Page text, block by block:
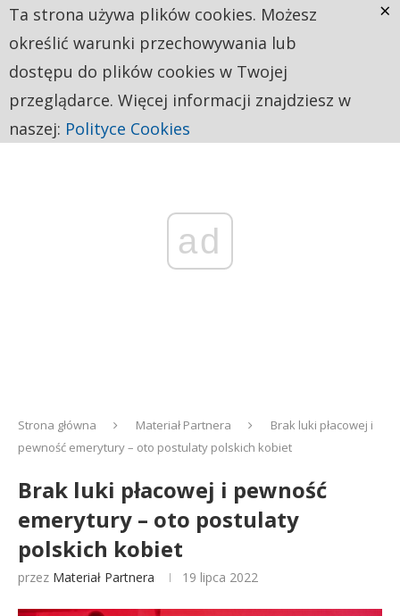
ad
Strona główna Materiał Partnera
Brak luki płacowej i
pewność emerytury – oto postulaty polskich kobiet
Brak luki płacowej i pewność
emerytury – oto postulaty
polskich kobiet
przez Materiał Partnera 19 lipca 2022
Ta strona używa plików cookies. Możesz
określić warunki przechowywania lub
dostępu do plików cookies w Twojej
przeglądarce. Więcej informacji znajdziesz w
naszej: Polityce Cookies
×